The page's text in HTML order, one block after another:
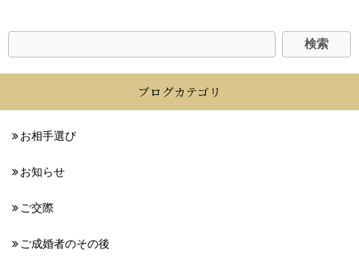
ブログカテゴリ
お相手選び
お知らせ
ご交際
ご成婚者のその後